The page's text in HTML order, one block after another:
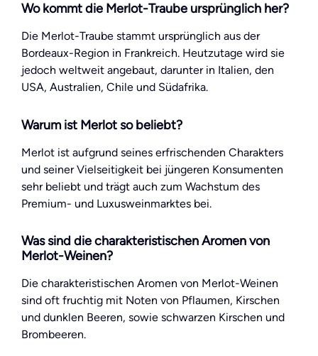
Wo kommt die Merlot-Traube ursprünglich her?
Die Merlot-Traube stammt ursprünglich aus der
Bordeaux-Region in Frankreich. Heutzutage wird sie
jedoch weltweit angebaut, darunter in Italien, den
USA, Australien, Chile und Südafrika.
Warum ist Merlot so beliebt?
Merlot ist aufgrund seines erfrischenden Charakters
und seiner Vielseitigkeit bei jüngeren Konsumenten
sehr beliebt und trägt auch zum Wachstum des
Premium- und Luxusweinmarktes bei.
Was sind die charakteristischen Aromen von
Merlot-Weinen?
Die charakteristischen Aromen von Merlot-Weinen
sind oft fruchtig mit Noten von Pflaumen, Kirschen
und dunklen Beeren, sowie schwarzen Kirschen und
Brombeeren.